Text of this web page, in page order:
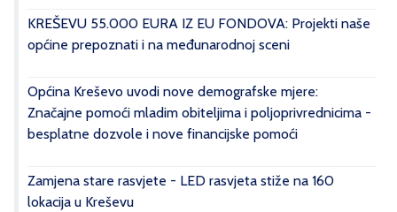
KREŠEVU 55.000 EURA IZ EU FONDOVA: Projekti naše
općine prepoznati i na međunarodnoj sceni
Općina Kreševo uvodi nove demografske mjere:
Značajne pomoći mladim obiteljima i poljoprivrednicima -
besplatne dozvole i nove financijske pomoći
Zamjena stare rasvjete - LED rasvjeta stiže na 160
lokacija u Kreševu